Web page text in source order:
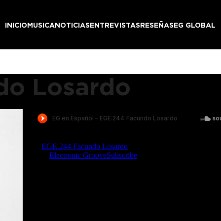
INICIOMUSICANOTICIASENTREVISTASRESEÑASEG GLOBAL
Losardo